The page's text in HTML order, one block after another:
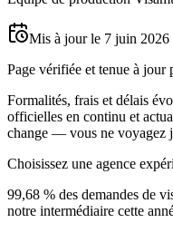
Mis à jour le 7 juin 2026
Page vérifiée et tenue à jour
Formalités, frais et délais
officielles en continu et
change — vous ne voyagez
Choisissez une agence
99,68 % des demandes de
notre intermédiaire cette